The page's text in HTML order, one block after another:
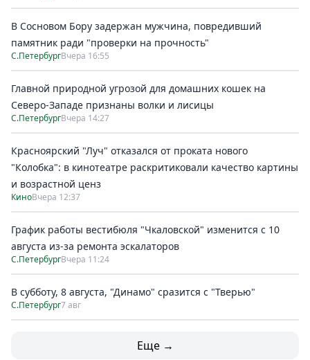
В Сосновом Бору задержан мужчина, повредивший
памятник ради "проверки на прочность"
С.ПетербургВчера 16:55
Главной природной угрозой для домашних кошек на
Северо-Западе признаны волки и лисицы
С.ПетербургВчера 14:27
Красноярский "Луч" отказался от проката нового
"Колобка": в кинотеатре раскритиковали качество картины
и возрастной ценз
КиноВчера 12:37
График работы вестибюля "Чкаловской" изменится с 10
августа из-за ремонта эскалаторов
С.ПетербургВчера 11:24
В субботу, 8 августа, "Динамо" сразится с "Тверью"
С.Петербург7 авг
Еще →